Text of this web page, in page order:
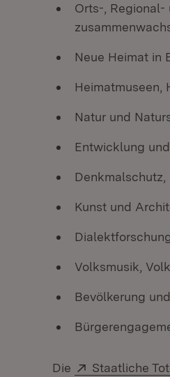
Orts-,
Neue Heimat in
Heimatmuseen,
Natur und
Entwicklung
Kunst und
Volksmusik,
Bevölkerung
Die Extern:
Staatliche